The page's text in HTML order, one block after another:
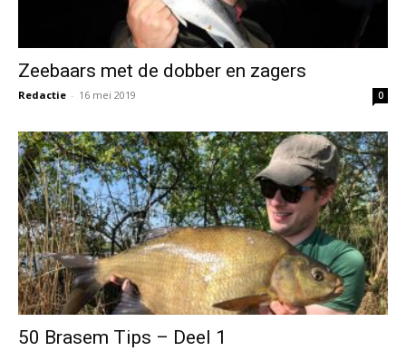
Zeebaars met de dobber en zagers
Redactie - 16 mei 2019 0
50 Brasem Tips – Deel 1